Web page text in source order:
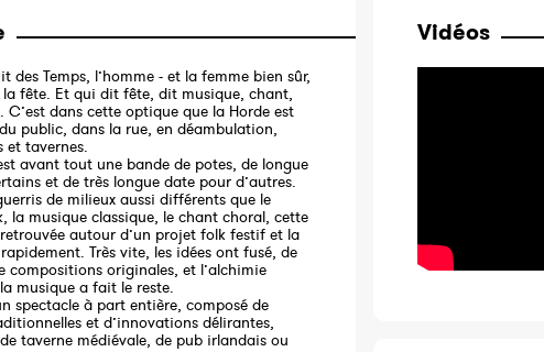
des Temps, l’homme - et la femme bien sûr,
fête. Et qui dit fête, dit musique, chant,
C’est dans cette optique que la Horde est
public, dans la rue, en déambulation,
et tavernes.
avant tout une bande de potes, de longue
et de très longue date pour d’autres.
de milieux aussi différents que le
la musique classique, le chant choral, cette
autour d’un projet folk festif et la
Très vite, les idées ont fusé, de
compositions originales, et l’alchimie
musique a fait le reste.
spectacle à part entière, composé de
et d’innovations délirantes,
taverne médiévale, de pub irlandais ou
Vidéos